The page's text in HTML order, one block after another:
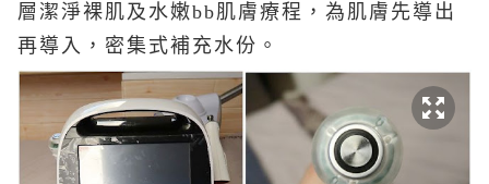
層潔淨裸肌及水嫩bb肌膚療程，為肌膚先導出
再導入，密集式補充水份。